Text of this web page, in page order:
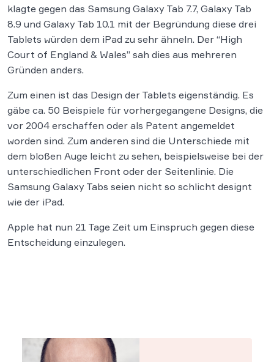
klagte gegen das Samsung Galaxy Tab 7.7, Galaxy Tab
8.9 und Galaxy Tab 10.1 mit der Begründung diese drei
Tablets würden dem iPad zu sehr ähneln. Der “High
Court of England & Wales” sah dies aus mehreren
Gründen anders.
Zum einen ist das Design der Tablets eigenständig. Es
gäbe ca. 50 Beispiele für vorhergegangene Designs, die
vor 2004 erschaffen oder als Patent angemeldet
worden sind. Zum anderen sind die Unterschiede mit
dem bloßen Auge leicht zu sehen, beispielsweise bei der
unterschiedlichen Front oder der Seitenlinie. Die
Samsung Galaxy Tabs seien nicht so schlicht designt
wie der iPad.
Apple hat nun 21 Tage Zeit um Einspruch gegen diese
Entscheidung einzulegen.